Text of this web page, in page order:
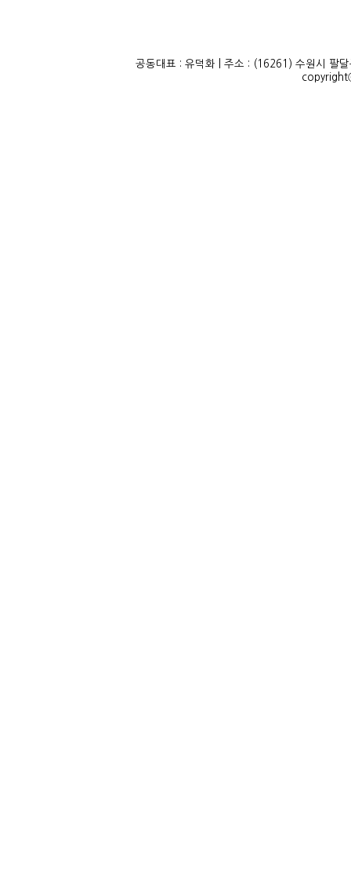
공동대표 : 유덕화 | 주소 : (16261) 수원시 팔